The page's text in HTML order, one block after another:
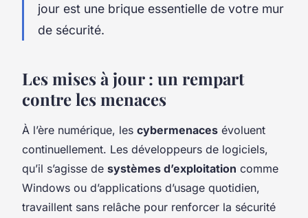
jour est une brique essentielle de votre mur
de sécurité.
Les mises à jour : un rempart
contre les menaces
À l’ère numérique, les cybermenaces évoluent
continuellement. Les développeurs de logiciels,
qu’il s’agisse de systèmes d’exploitation comme
Windows ou d’applications d’usage quotidien,
travaillent sans relâche pour renforcer la sécurité